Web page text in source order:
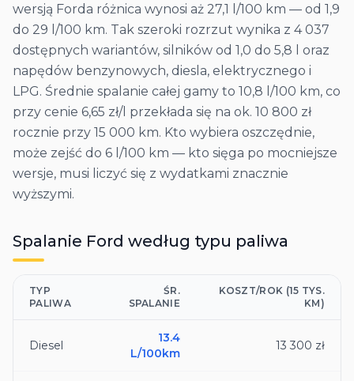
wersją Forda różnica wynosi aż 27,1 l/100 km — od 1,9
do 29 l/100 km. Tak szeroki rozrzut wynika z 4 037
dostępnych wariantów, silników od 1,0 do 5,8 l oraz
napędów benzynowych, diesla, elektrycznego i
LPG. Średnie spalanie całej gamy to 10,8 l/100 km, co
przy cenie 6,65 zł/l przekłada się na ok. 10 800 zł
rocznie przy 15 000 km. Kto wybiera oszczędnie,
może zejść do 6 l/100 km — kto sięga po mocniejsze
wersje, musi liczyć się z wydatkami znacznie
wyższymi.
Spalanie Ford według typu paliwa
TYP
PALIWA
ŚR.
SPALANIE
KOSZT/ROK (15 TYS.
KM)
Diesel
13.4
L/100km
13 300 zł